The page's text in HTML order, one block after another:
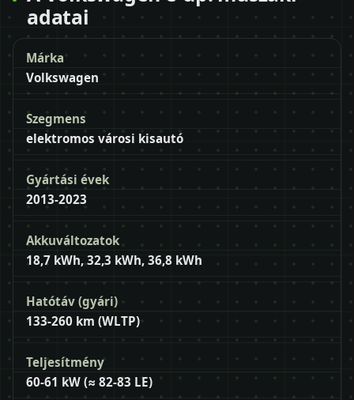
adatai
Márka
Volkswagen
Szegmens
elektromos városi kisautó
Gyártási évek
2013-2023
Akkuváltozatok
18,7 kWh, 32,3 kWh, 36,8 kWh
Hatótáv (gyári)
133-260 km (WLTP)
Teljesítmény
60-61 kW (≈ 82-83 LE)